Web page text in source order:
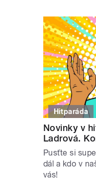
Hitparáda
Novinky v
Ladrová.
Pusťte si
dál a kdo v
vás!